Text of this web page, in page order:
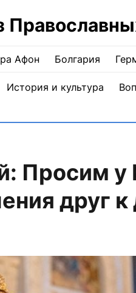
Афон Болгария
История и культура
Просим у
друг к